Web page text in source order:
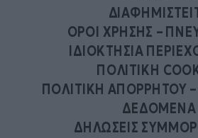
ΟΡΟΙ ΧΡΗΣΗΣ –
ΙΔΙΟΚΤΗΣΙΑ
ΠΟΛΙΤΙΚΗ
ΠΟΛΙΤΙΚΗ ΑΠΟΡΡΗΤΟΥ
ΔΕΔΟΜΕΝΑ
ΔΗΛΩΣΕΙΣ